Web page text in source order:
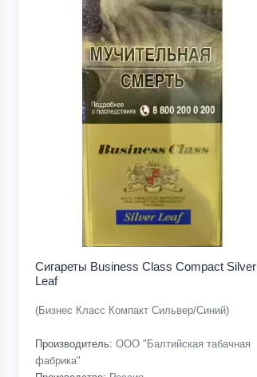
Сигареты Business Class Compact Silver
Leaf
(Бизнес Класс Компакт Сильвер/Синий)
Производитель: ООО "Балтийская табачная
фабрика"